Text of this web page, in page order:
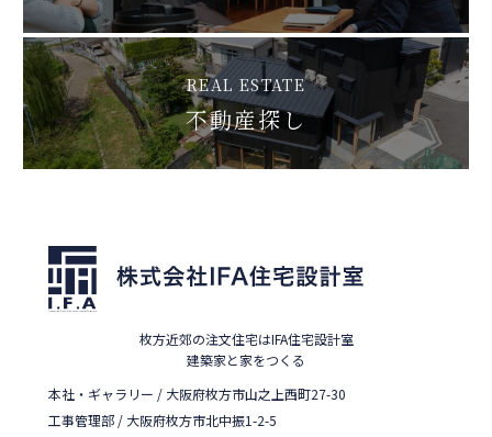
REAL ESTATE
不動産探し
枚方近郊の注文住宅はIFA住宅設計室
建築家と家をつくる
本社・ギャラリー / 大阪府枚方市山之上西町27-30
工事管理部 / 大阪府枚方市北中振1-2-5